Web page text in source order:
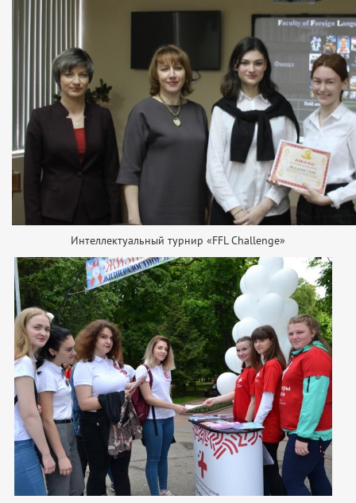
Интеллектуальный турнир «FFL Challenge»